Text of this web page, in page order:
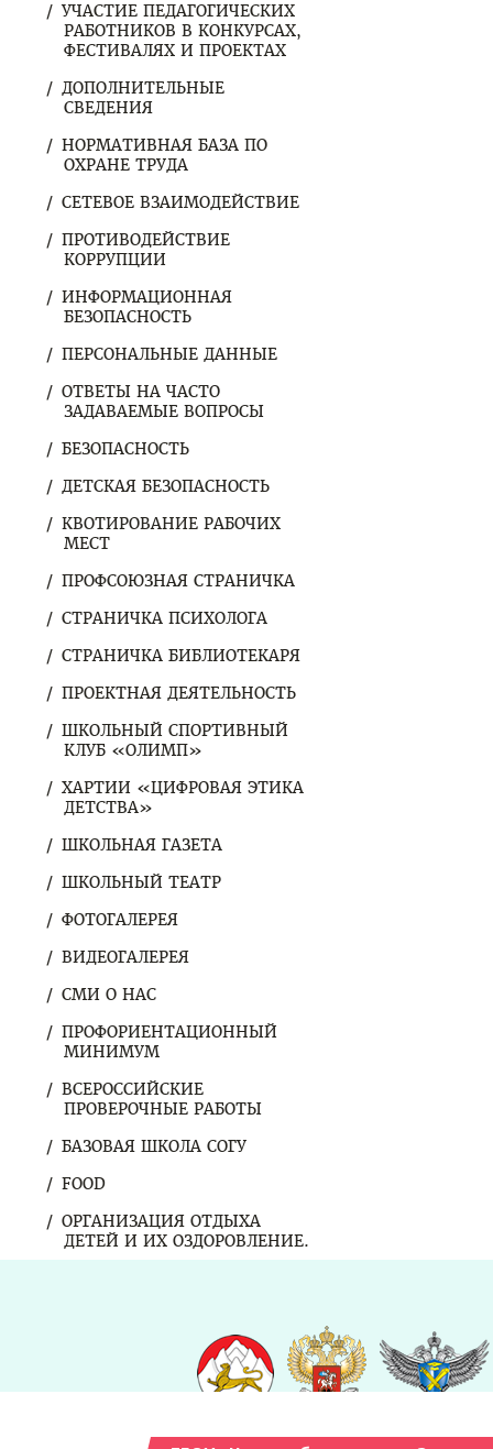
УЧАСТИЕ ПЕДАГОГИЧЕСКИХ
РАБОТНИКОВ В КОНКУРСАХ,
ФЕСТИВАЛЯХ И ПРОЕКТАХ
ДОПОЛНИТЕЛЬНЫЕ
СВЕДЕНИЯ
НОРМАТИВНАЯ БАЗА ПО
ОХРАНЕ ТРУДА
СЕТЕВОЕ ВЗАИМОДЕЙСТВИЕ
ПРОТИВОДЕЙСТВИЕ
КОРРУПЦИИ
ИНФОРМАЦИОННАЯ
БЕЗОПАСНОСТЬ
ПЕРСОНАЛЬНЫЕ ДАННЫЕ
ОТВЕТЫ НА ЧАСТО
ЗАДАВАЕМЫЕ ВОПРОСЫ
БЕЗОПАСНОСТЬ
ДЕТСКАЯ БЕЗОПАСНОСТЬ
КВОТИРОВАНИЕ РАБОЧИХ
МЕСТ
ПРОФСОЮЗНАЯ СТРАНИЧКА
СТРАНИЧКА ПСИХОЛОГА
СТРАНИЧКА БИБЛИОТЕКАРЯ
ПРОЕКТНАЯ ДЕЯТЕЛЬНОСТЬ
ШКОЛЬНЫЙ СПОРТИВНЫЙ
КЛУБ «ОЛИМП»
ХАРТИИ «ЦИФРОВАЯ ЭТИКА
ДЕТСТВА»
ШКОЛЬНАЯ ГАЗЕТА
ШКОЛЬНЫЙ ТЕАТР
ФОТОГАЛЕРЕЯ
ВИДЕОГАЛЕРЕЯ
СМИ О НАС
ПРОФОРИЕНТАЦИОННЫЙ
МИНИМУМ
ВСЕРОССИЙСКИЕ
ПРОВЕРОЧНЫЕ РАБОТЫ
БАЗОВАЯ ШКОЛА СОГУ
FOOD
ОРГАНИЗАЦИЯ ОТДЫХА
ДЕТЕЙ И ИХ ОЗДОРОВЛЕНИЕ.